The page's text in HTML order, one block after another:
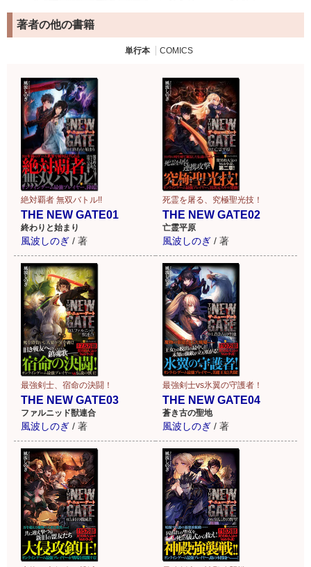
著者の他の書籍
単行本 COMICS
絶対覇者 無双バトル!!
THE NEW GATE01
終わりと始まり
風波しのぎ / 著
死霊を屠る、究極聖光技！
THE NEW GATE02
亡霊平原
風波しのぎ / 著
最強剣士、宿命の決闘！
THE NEW GATE03
ファルニッド獣連合
風波しのぎ / 著
最強剣士vs氷翼の守護者！
THE NEW GATE04
蒼き古の聖地
風波しのぎ / 著